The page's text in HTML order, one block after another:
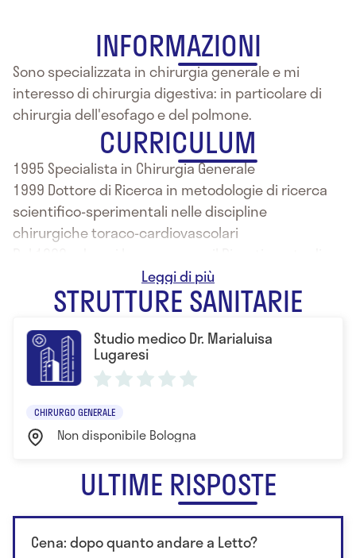
INFORMAZIONI
Sono specializzata in chirurgia generale e mi
interesso di chirurgia digestiva: in particolare di
chirurgia dell'esofago e del polmone.
CURRICULUM
1995 Specialista in Chirurgia Generale
1999 Dottore di Ricerca in metodologie di ricerca
scientifico-sperimentali nelle discipline
chirurgiche toraco-cardiovascolari
Chirurgia Generale e dei Trapianti d’Organo
dell’Università di Bologna - GVM Care and Research
Maria Cecilia Hospital.
STRUTTURE SANITARIE
Studio medico Dr. Marialuisa
Lugaresi
CHIRURGO GENERALE
Non disponibile Bologna
ULTIME RISPOSTE
Cena: dopo quanto andare a Letto?